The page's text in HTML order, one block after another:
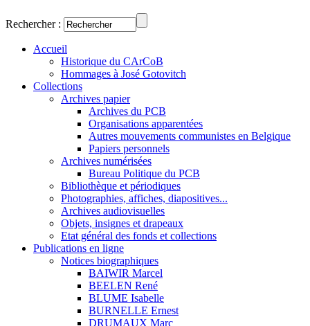
Rechercher :
Accueil
Historique du CArCoB
Hommages à José Gotovitch
Collections
Archives papier
Archives du PCB
Organisations apparentées
Autres mouvements communistes en Belgique
Papiers personnels
Archives numérisées
Bureau Politique du PCB
Bibliothèque et périodiques
Photographies, affiches, diapositives...
Archives audiovisuelles
Objets, insignes et drapeaux
Etat général des fonds et collections
Publications en ligne
Notices biographiques
BAIWIR Marcel
BEELEN René
BLUME Isabelle
BURNELLE Ernest
DRUMAUX Marc